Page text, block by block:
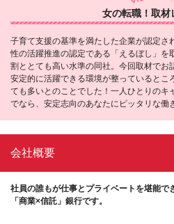
女の転職！取材
子育て支援の基準を満たした企業が認定さ
性の活躍推進の認定である「えるぼし」を
割ととても高い水準の同社。今回取材でお
安定的に活躍できる環境が整っているとこ
ても多いとのことでした！一人ひとりのキ
でなら、安定志向のあなたにピッタリな働
会社概要
社員の誰もが仕事とプライベートを堪能で
「商業×信託」銀行です。